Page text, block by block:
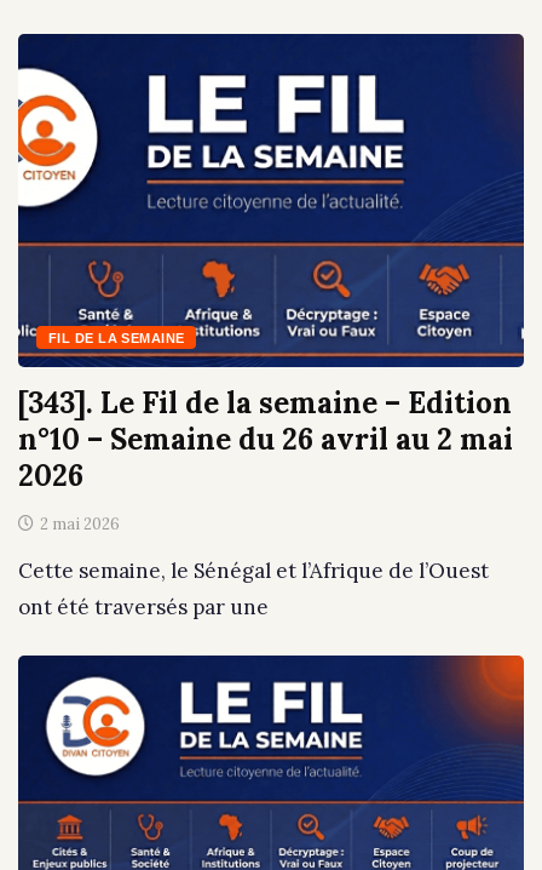
FIL DE LA SEMAINE
[343]. Le Fil de la semaine – Edition
n°10 – Semaine du 26 avril au 2 mai
2026
2 mai 2026
Cette semaine, le Sénégal et l’Afrique de l’Ouest
ont été traversés par une